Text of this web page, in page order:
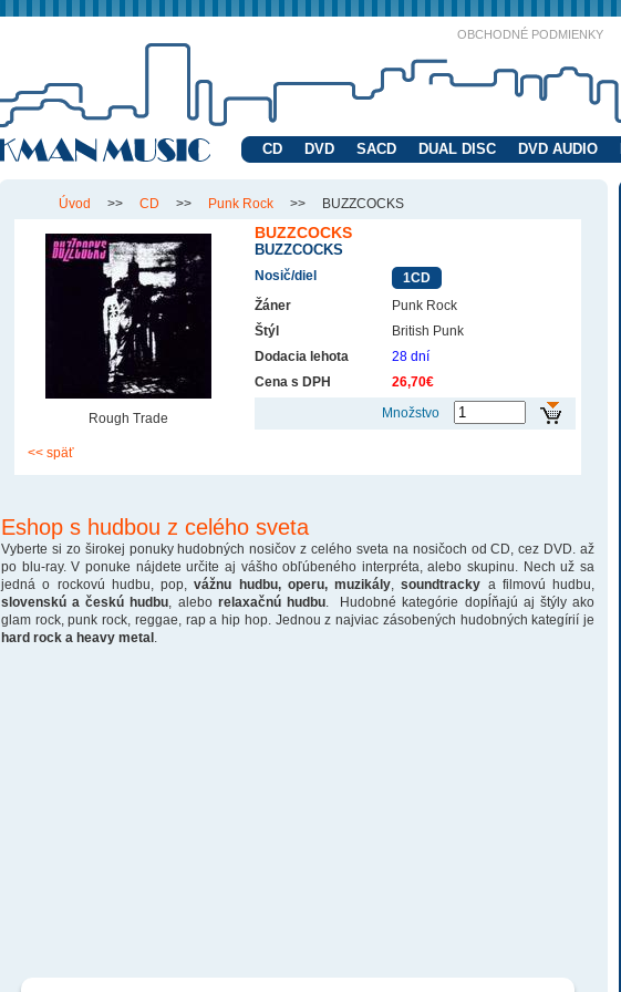
OBCHODNÉ PODMIENKY
CD DVD SACD DUAL DISC DVD AUDIO
Úvod >> CD >> Punk Rock >> BUZZCOCKS
Rough Trade
BUZZCOCKS
BUZZCOCKS
Nosič/diel
1CD
Žáner
Punk Rock
Štýl
British Punk
Dodacia lehota
28 dní
Cena s DPH
26,70€
Množstvo
<< späť
Eshop s hudbou z celého sveta
Vyberte si zo širokej ponuky hudobných nosičov z celého sveta na nosičoch od CD, cez DVD. až
po blu-ray. V ponuke nájdete určite aj vášho obľúbeného interpréta, alebo skupinu. Nech už sa
jedná o rockovú hudbu, pop,vážnu hudbu, operu, muzikály ,soundtracky a filmovú hudbu,
slovenskú a českú hudbu , alebo relaxačnú hudbu. Hudobné kategórie dopĺňajú aj štýly ako
glam rock, punk rock, reggae, rap a hip hop. Jednou z najviac zásobených hudobných kategírií je
hard rock a heavy metal